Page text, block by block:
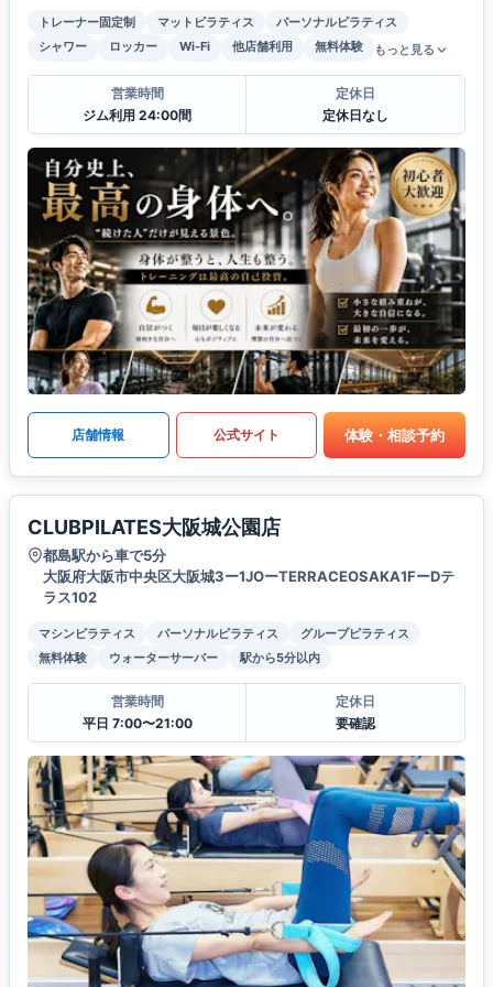
トレーナー固定制 マットピラティス
パーソナルピラティス
シャワー
ロッカー Wi-Fi 他店舗利用 無料体験 もっと見る
営業時間
ジム利用 24:00間
定休日
定休日なし
店舗情報 公式サイト 体験・相談予約
CLUBPILATES大阪城公園店
都島駅から車で5分
大阪府大阪市中央区大阪城3ー1JOーTERRACEOSAKA1FーDテ
ラス102
マシンピラティス パーソナルピラティス
グループピラティス
無料体験
ウォーターサーバー 駅から5分以内
営業時間
平日 7:00〜21:00
定休日
要確認